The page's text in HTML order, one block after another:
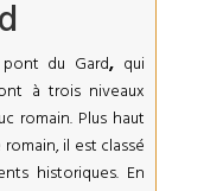
du Gard, qui
à trois niveaux
romain. Plus haut
il est classé
historiques. En